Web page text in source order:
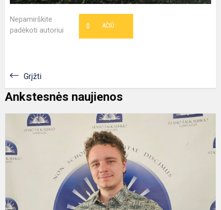
Nepamirškite
padėkoti autoriui
AČIŪ
0
Grįžti
Ankstesnės naujienos